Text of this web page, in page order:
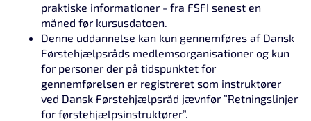
praktiske informationer - fra FSFI senest en
måned før kursusdatoen.
Denne uddannelse kan kun gennemføres af Dansk
Førstehjælpsråds medlemsorganisationer og kun
for personer der på tidspunktet for
gennemførelsen er registreret som instruktører
ved Dansk Førstehjælpsråd jævnfør ”Retningslinjer
for førstehjælpsinstruktører”.